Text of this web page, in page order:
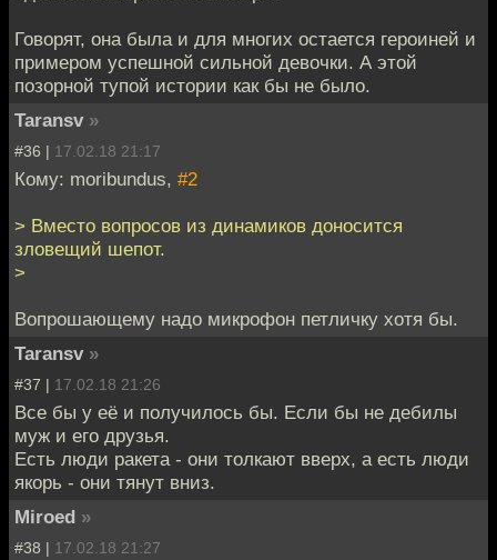
Говорят, она была и для многих остается героиней и
примером успешной сильной девочки. А этой
позорной тупой истории как бы не было.
Taransv »
#36 | 17.02.18 21:17
Кому: moribundus, #2
> Вместо вопросов из динамиков доносится
зловещий шепот.
>
Вопрошающему надо микрофон петличку хотя бы.
Taransv »
#37 | 17.02.18 21:26
Все бы у её и получилось бы. Если бы не дебилы
муж и его друзья.
Есть люди ракета - они толкают вверх, а есть люди
якорь - они тянут вниз.
Miroed »
#38 | 17.02.18 21:27